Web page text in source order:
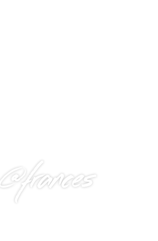
@frances